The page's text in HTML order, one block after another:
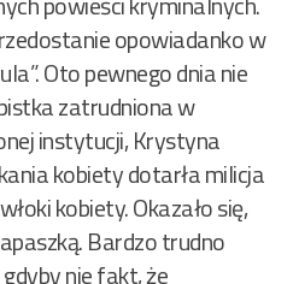
opowiadanko w
Oto pewnego dnia nie
zatrudniona w
instytucji, Krystyna
kobiety dotarła milicja
kobiety. Okazało się,
Bardzo trudno
nie fakt, że